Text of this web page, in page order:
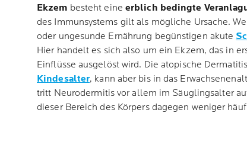
Ekzem besteht eine erblich bedingte
des Immunsystems gilt als mögliche Ursache.
oder ungesunde Ernährung begünstigen akute
Hier handelt es sich also um ein Ekzem, das in
Einflüsse ausgelöst wird. Die atopische
Kindesalter, kann aber bis in das
tritt Neurodermitis vor allem im Säuglingsalter
dieser Bereich des Körpers dagegen weniger